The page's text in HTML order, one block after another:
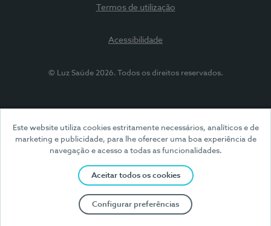
Este website utiliza cookies estritamente necessários, analíticos e de
marketing e publicidade, para lhe oferecer uma boa experiência de
navegação e acesso a todas as funcionalidades.
Aceitar todos os cookies
Configurar preferências
Termos de utilização
Acessibilidade
© Luz Saúde 2026. Todos os direitos reservados.